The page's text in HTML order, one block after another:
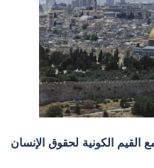
القيم الكونية لحقوق الإنسان